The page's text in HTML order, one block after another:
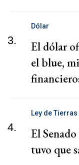
3.
Dólar
El dólar
el blue,
4.
Ley de Tierras
El
tuvo que